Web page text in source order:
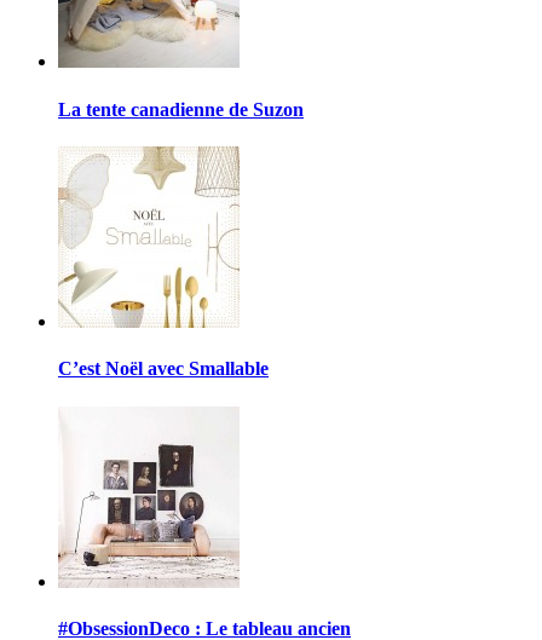
La tente canadienne de Suzon
C’est Noël avec Smallable
#ObsessionDeco : Le tableau ancien